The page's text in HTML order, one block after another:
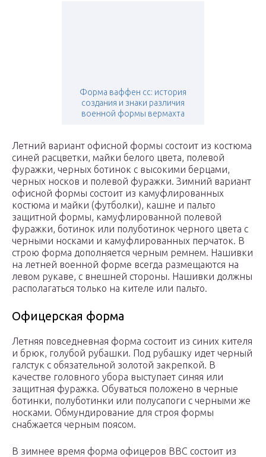
Форма ваффен сс: история
создания и знаки различия
военной формы вермахта
Летний вариант офисной формы состоит из костюма
синей расцветки, майки белого цвета, полевой
фуражки, черных ботинок с высокими берцами,
черных носков и полевой фуражки. Зимний вариант
офисной формы состоит из камуфлированных
костюма и майки (футболки), кашне и пальто
защитной формы, камуфлированной полевой
фуражки, ботинок или полуботинок черного цвета с
черными носками и камуфлированных перчаток. В
строю форма дополняется черным ремнем. Нашивки
на летней военной форме всегда размещаются на
левом рукаве, с внешней стороны. Нашивки должны
располагаться только на кителе или пальто.
Офицерская форма
Летняя повседневная форма состоит из синих кителя
и брюк, голубой рубашки. Под рубашку идет черный
галстук с обязательной золотой закрепкой. В
качестве головного убора выступает синяя или
защитная фуражка. Обуваться положено в черные
ботинки, полуботинки или полусапоги с черными же
носками. Обмундирование для строя формы
снабжается черным поясом.
В зимнее время форма офицеров ВВС состоит из